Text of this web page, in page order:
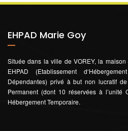
EHPAD Marie Goy
Située dans la ville de VOREY, la
EHPAD (Etablissement
Dépendantes) privé à but non lucratif
Permanent (dont 10 réservées à l’unité
Hébergement Temporaire.